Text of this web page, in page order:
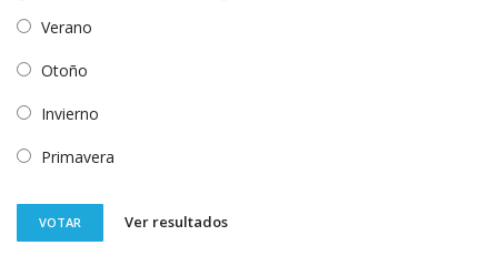
Verano
Otoño
Invierno
Primavera
VOTAR Ver resultados